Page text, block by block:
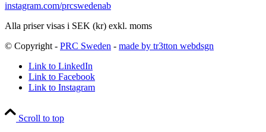
instagram.com/prcswedenab
Alla priser visas i SEK (kr) exkl. moms
© Copyright - PRC Sweden - made by tr3tton webdsgn
Link to LinkedIn
Link to Facebook
Link to Instagram
Scroll to top